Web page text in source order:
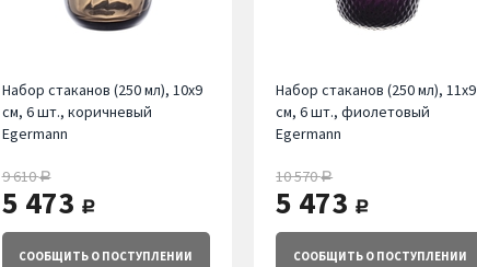
Набор стаканов (250 мл), 10х9
см, 6 шт., коричневый
Egermann
9 610руб.
5 473 руб.
СООБЩИТЬ О ПОСТУПЛЕНИИ
Набор стаканов (250 мл), 11х9
см, 6 шт., фиолетовый
Egermann
10 570руб.
5 473 руб.
СООБЩИТЬО ПОСТУПЛЕНИИ